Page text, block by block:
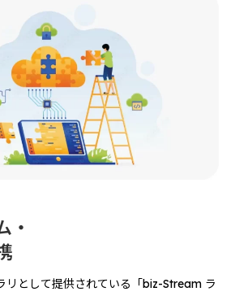
・
リとして提供されている「biz-Stream ラ